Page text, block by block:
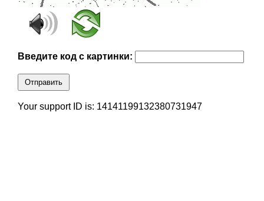
Введите код с картинки:
Отправить
Your support ID is: 14141199132380731947